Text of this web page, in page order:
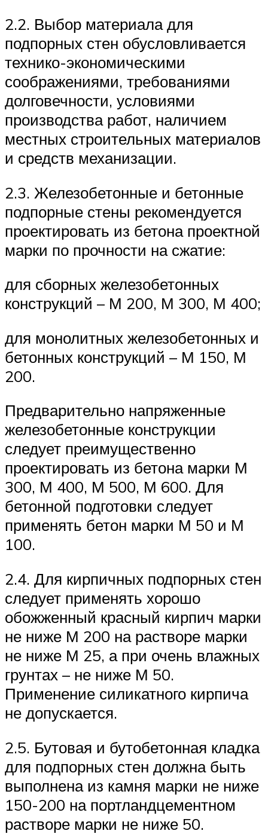
2.2. Выбор материала для
подпорных стен обусловливается
технико-экономическими
соображениями, требованиями
долговечности, условиями
производства работ, наличием
местных строительных материалов
и средств механизации.
2.3. Железобетонные и бетонные
подпорные стены рекомендуется
проектировать из бетона проектной
марки по прочности на сжатие:
для сборных железобетонных
конструкций – М 200, М 300, М 400;
для монолитных железобетонных и
бетонных конструкций – М 150, М
200.
Предварительно напряженные
железобетонные конструкции
следует преимущественно
проектировать из бетона марки М
300, М 400, М 500, М 600. Для
бетонной подготовки следует
применять бетон марки М 50 и М
100.
2.4. Для кирпичных подпорных стен
следует применять хорошо
обожженный красный кирпич марки
не ниже М 200 на растворе марки
не ниже М 25, а при очень влажных
грунтах – не ниже М 50.
Применение силикатного кирпича
не допускается.
2.5. Бутовая и бутобетонная кладка
для подпорных стен должна быть
выполнена из камня марки не ниже
150-200 на портландцементном
растворе марки не ниже 50.